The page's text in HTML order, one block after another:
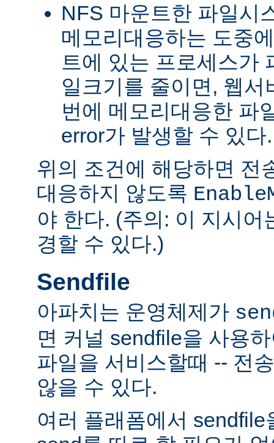
NFS 마운트한 파일시
메모리대응하는 도중
트에 있는 프로세스가
일크기를 줄이면, 웹
번에 메모리대응한 파
error가 발생할 수 있다.
위의 조건에 해당하면 전
대응하지 않도록
야 한다. (주의: 이 지시어
경할 수 있다.)
Sendfile
아파치는 운영체제가
면 커널 sendfile을 사용
파일을 서비스할때 -- 전
않을 수 있다.
여러 플래폼에서